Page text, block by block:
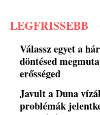
LEGFRISSEBB
Válassz egyet a
döntésed
erősséged
Javult a Duna
problémák